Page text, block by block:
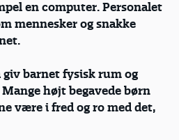
en computer. Personalet
mennesker og snakke
barnet fysisk rum og
højt begavede børn
være i fred og ro med det,